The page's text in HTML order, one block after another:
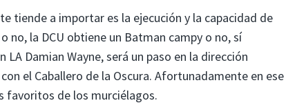
tiende a importar es la ejecución y la capacidad de
no, la DCU obtiene un Batman campy o no, sí
Damian Wayne, será un paso en la dirección
el Caballero de la Oscura. Afortunadamente en ese
favoritos de los murciélagos.